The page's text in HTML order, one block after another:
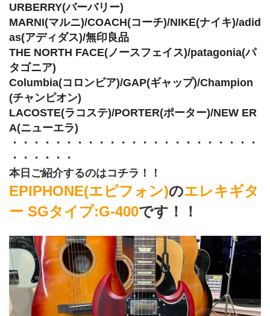
URBERRY(バーバリー)
MARNI(マルニ)/COACH(コーチ)/NIKE(ナイキ)/adid
as(アディダス)/無印良品
THE NORTH FACE(ノースフェイス)/patagonia(パ
タゴニア)
Columbia(コロンビア)/GAP(ギャップ)/Champion
(チャンピオン)
LACOSTE(ラコステ)/PORTER(ポーター)/NEW ER
A(ニューエラ)
・・・・・・・・・・・・・・・・・・・・・・・
・・・・・・
本日ご紹介するのはコチラ！！
EPIPHONE(エピフォン)のエレキギタ
ー SGタイプ:G-400です！！